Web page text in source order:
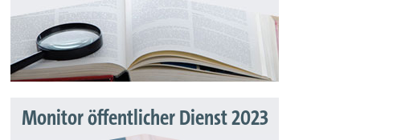
Monitor öffentlicher Dienst 2023